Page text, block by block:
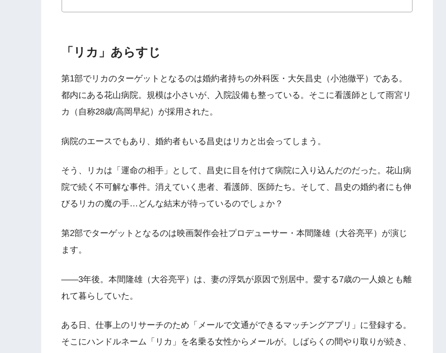
「リカ」あらすじ
第1部でリカのターゲットとなるのは婚約者持ちの外科医・大矢昌史（小池徹平）である。
都内にある花山病院。規模は小さいが、入院設備も整っている。そこに看護師として雨宮リ
カ（自称28歳/高岡早紀）が採用された。
病院のエースでもあり、婚約者もいる昌史はリカと出会ってしまう。
そう、リカは「運命の相手」として、昌史に目を付けて病院に入り込んだのだった。花山病
院で続く不可解な事件。消えていく患者、看護師、医師たち。そして、昌史の婚約者にも伸
びるリカの魔の手…どんな結末が待っているのでしょか？
第2部でターゲットとなるのは映画製作会社プロデューサー・本間隆雄（大谷亮平）が演じ
ます。
――3年後。本間隆雄（大谷亮平）は、妻の浮気が原因で別居中。愛する7歳の一人娘とも離
れて暮らしていた。
ある日、仕事上のリサーチのため「メールで文通ができるマッチングアプリ」に登録する。
そこにハンドルネーム「リカ」を名乗る女性からメールが。しばらくの間やり取りが続き、